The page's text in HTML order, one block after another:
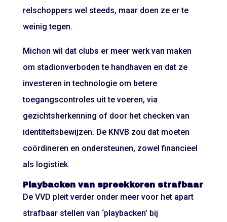
relschoppers wel steeds, maar doen ze er te
weinig tegen.
Michon wil dat clubs er meer werk van maken
om stadionverboden te handhaven en dat ze
investeren in technologie om betere
toegangscontroles uit te voeren, via
gezichtsherkenning of door het checken van
identiteitsbewijzen. De KNVB zou dat moeten
coördineren en ondersteunen, zowel financieel
als logistiek.
Playbacken van spreekkoren strafbaar
De VVD pleit verder onder meer voor het apart
strafbaar stellen van ‘playbacken’ bij